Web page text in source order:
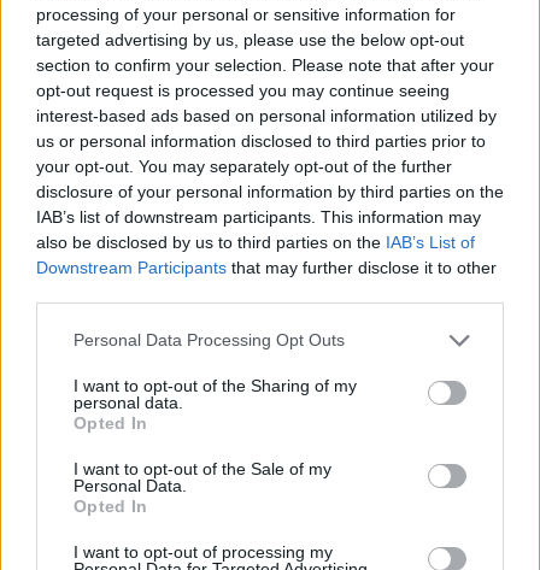
processing of your personal or sensitive information for
targeted advertising by us, please use the below opt-out
section to confirm your selection. Please note that after your
opt-out request is processed you may continue seeing
interest-based ads based on personal information utilized by
us or personal information disclosed to third parties prior to
your opt-out. You may separately opt-out of the further
disclosure of your personal information by third parties on the
IAB’s list of downstream participants. This information may
also be disclosed by us to third parties on the IAB’s List of
Downstream Participants that may further disclose it to other
Please note that this website/app uses one or more Google
not limited to your visit or usage behaviour. You may click to
grant or deny consent to Google and its third-party tags to
use your data for below specified purposes in below Google
consent section.
Personal Data Processing Opt Outs
I want to opt-out of the Sharing of my
personal data.
Opted In
I want to opt-out of the Sale of my
Personal Data.
Opted In
I want to opt-out of processing my
Újpest: kupagyőzelem vagy dobogó – interjú Simon
Krisztiánnal
Készül az Újpest az előtte álló feladatokra,
ami édes teher abból a szempontból, hogy a
lila-fehérek tavaly megnyerték Magyar Kupát,
2021.07.14.